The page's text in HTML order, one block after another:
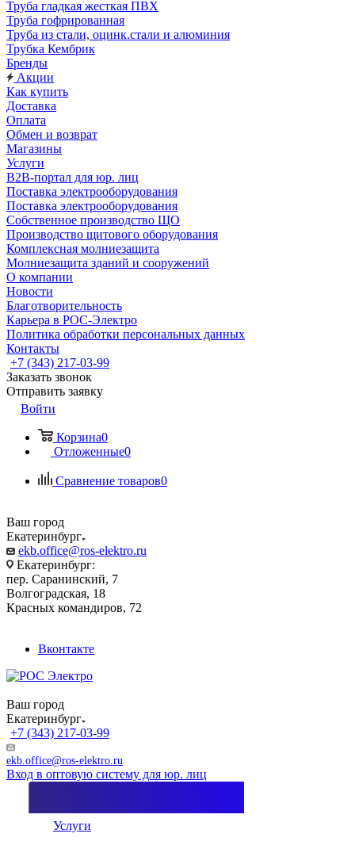
Труба гладкая жесткая ПВХ
Труба гофрированная
Труба из стали, оцинк.стали и алюминия
Трубка Кембрик
Бренды
Акции
Как купить
Доставка
Оплата
Обмен и возврат
Магазины
Услуги
B2B-портал для юр. лиц
Поставка электрооборудования
Поставка электрооборудования
Собственное производство ЩО
Производство щитового оборудования
Комплексная молниезащита
Молниезащита зданий и сооружений
О компании
Новости
Благотворительность
Карьера в РОС-Электро
Политика обработки персональных данных
Контакты
+7 (343) 217-03-99
Заказать звонок
Отправить заявку
Войти
Корзина0
Отложенные0
Сравнение товаров0
Ваш город
Екатеринбург
ekb.office@ros-elektro.ru
Екатеринбург:
пер. Саранинский, 7
Волгоградская, 18
Красных командиров, 72
Вконтакте
Ваш город
Екатеринбург
+7 (343) 217-03-99
ekb.office@ros-elektro.ru
Вход в оптовую систему для юр. лиц
Услуги